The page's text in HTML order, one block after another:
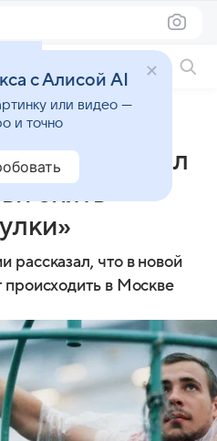
поддержал
снять
рассказал, что в новой
происходить в Москве
с Алисой AI
или видео —
и точно